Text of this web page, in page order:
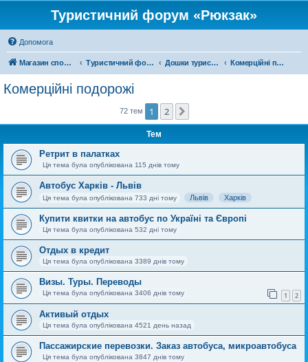
Туристичний форум «Рюкзак»
Допомога
Магазин спорядження Туристичний форум «Рюкзак» Дошки туристичних оголошень Комерційні подорожі
Комерційні подорожі
72 тем 1 2
Тем
Ретрит в палатках
Ця тема була опублікована 115 днів тому
Автобус Харків - Львів
Ця тема була опублікована 733 дні тому Львів Харків
Купити квитки на автобус по Україні та Європі
Ця тема була опублікована 532 дні тому
Отдых в кредит
Ця тема була опублікована 3389 днів тому
Визы. Туры. Переводы
1 2
Ця тема була опублікована 3406 днів тому
Активый отдых
Ця тема була опублікована 4521 день назад
Пассажирские перевозки. Заказ автобуса, микроавтобуса
Ця тема була опублікована 3847 днів тому